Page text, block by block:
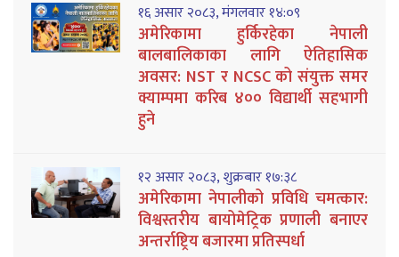
१६ असार २०८३, मंगलवार १४:०९
अमेरिकामा हुर्किरहेका नेपाली
बालबालिकाका लागि ऐतिहासिक
अवसर: NST र NCSC को संयुक्त समर
क्याम्पमा करिब ४०० विद्यार्थी सहभागी
हुने
१२ असार २०८३, शुक्रबार १७:३८
अमेरिकामा नेपालीको प्रविधि चमत्कार:
विश्वस्तरीय बायोमेट्रिक प्रणाली बनाएर
अन्तर्राष्ट्रिय बजारमा प्रतिस्पर्धा